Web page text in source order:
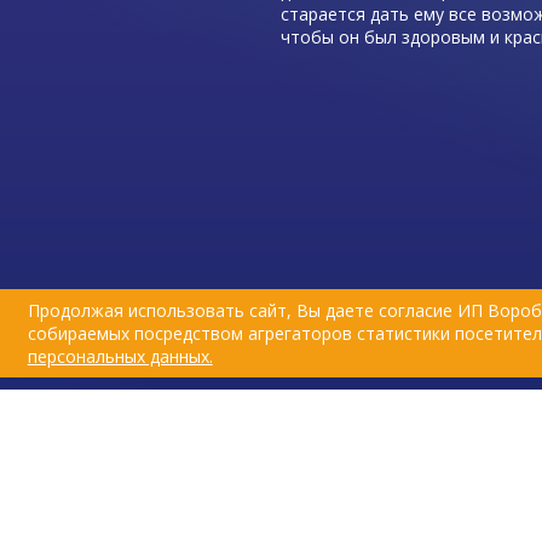
Продолжая использовать сайт, Вы даете согласие ИП
собираемых посредством агрегаторов статистики
персональных данных.
старается дать ему все
чтобы он был здоровым и